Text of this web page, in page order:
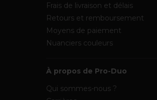
Frais de livraison et délais
Retours et remboursement
Moyens de paiement
Nuanciers couleurs
À propos de Pro-Duo
Qui sommes-nous ?